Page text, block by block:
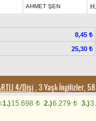
AHMET ŞEN
8,45 ₺
25,30 ₺
4/Dişi, 3 Yaşlı İngilizler,
1.)15.698 t 2.)6.279 t 3.)